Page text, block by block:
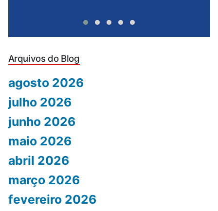
Arquivos do Blog
agosto 2026
julho 2026
junho 2026
maio 2026
abril 2026
março 2026
fevereiro 2026